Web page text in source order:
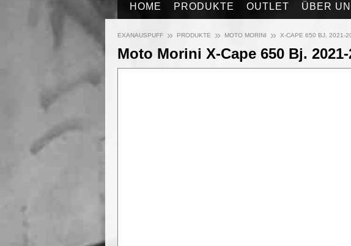
HOME PRODUKTE OUTLET ÜBER
EXANAUSPUFF » PRODUKTE » MOTO MORINI » X-CAPE 650 BJ. 2021-
Moto Morini X-Cape 650 Bj.